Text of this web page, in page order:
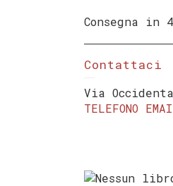
Consegna in
Contattaci
Via
TELEFONO